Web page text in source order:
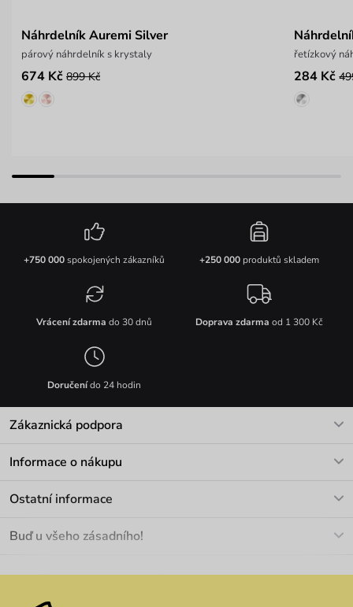
Náhrdelník Auremi Silver
párový náhrdelník s krystaly
674 Kč 899 Kč
řetízkový
284 Kč
+750 000spokojených zákazníků +250 000produktů skladem
Vrácení zdarma do 30 dnů Doprava zdarma od 1 300 Kč
Doručenído 24 hodin
Zákaznická podpora
Informace o nákupu
Materiály a údržba
Ostatní informace
Velkoobchod
We Care
Buď u všeho zásadního!